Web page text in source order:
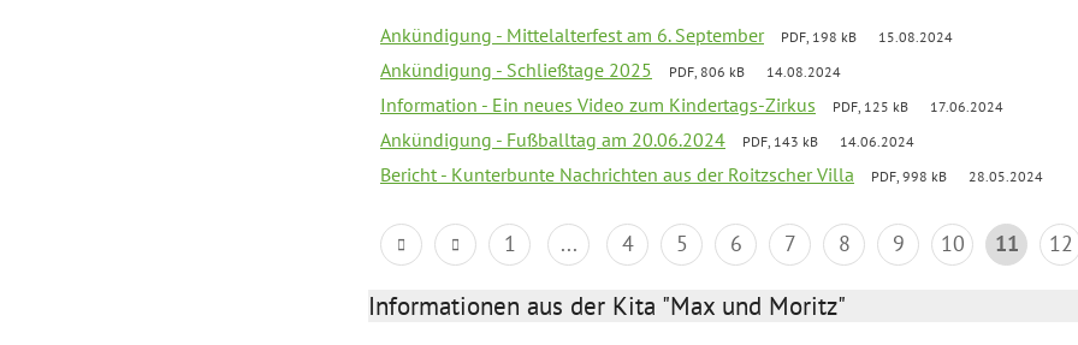
Ankündigung - Mittelalterfest am 6. September PDF, 198 kB 15.08.2024
Ankündigung - Schließtage 2025 PDF, 806 kB 14.08.2024
Information - Ein neues Video zum Kindertags-Zirkus PDF, 125 kB 17.06.2024
Ankündigung - Fußballtag am 20.06.2024 PDF, 143 kB 14.06.2024
Bericht - Kunterbunte Nachrichten aus der Roitzscher Villa PDF, 998 kB 28.05.2024
1 ... 4 5 6 7 8 9 10 11 12
Informationen aus der Kita "Max und Moritz"